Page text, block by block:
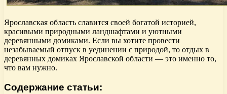
Ярославская область славится своей богатой историей,
красивыми природными ландшафтами и уютными
деревянными домиками. Если вы хотите провести
незабываемый отпуск в уединении с природой, то отдых в
деревянных домиках Ярославской области — это именно то,
что вам нужно.
Содержание статьи: